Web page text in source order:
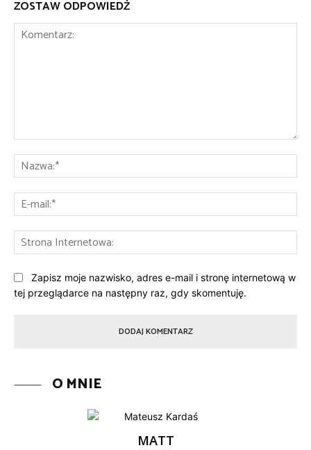
ZOSTAW ODPOWIEDŹ
Zapisz moje nazwisko, adres e-mail i stronę internetową w
tej przeglądarce na następny raz, gdy skomentuję.
O MNIE
MATT